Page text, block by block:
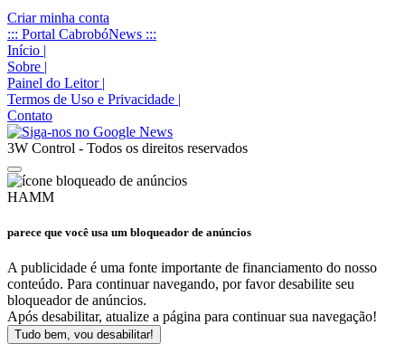
Criar minha conta
::: Portal CabrobóNews :::
Início |
Sobre |
Painel do Leitor |
Termos de Uso e Privacidade |
Contato
3W Control - Todos os direitos reservados
HAMM
parece que você usa um bloqueador de anúncios
A publicidade é uma fonte importante de financiamento do nosso
conteúdo. Para continuar navegando, por favor desabilite seu
bloqueador de anúncios.
Após desabilitar, atualize a página para continuar sua navegação!
Tudo bem, vou desabilitar!